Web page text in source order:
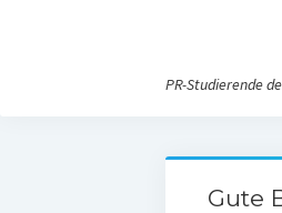
PR-Studierende
Gute